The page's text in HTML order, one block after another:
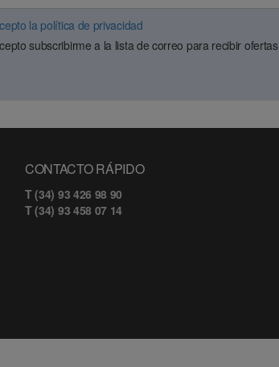
la política de privacidad
subscribirme a la lista de correo para recibir ofertas
CONTACTO RÁPIDO
T (34) 93 426 98 90
T (34) 93 458 07 14